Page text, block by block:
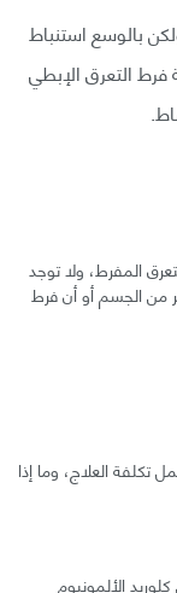
بالوسع استنباط
التعرق الإبطي
المفرط، ولا توجد
من الجسم أو أن فرط
تكلفة العلاج، وما إذا
الألمونيوم